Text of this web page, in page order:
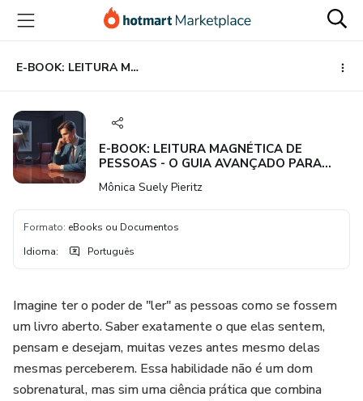
para
conteúdo
principal
para
pagamento
para
rodapé
E-BOOK: LEITURA MAGNÉTICA DE PESSOAS - O GUIA AVANÇADO PARA DECIFRAR SINAIS INCONSCIENTES
E-BOOK: LEITURA MAGNÉTICA DE
PESSOAS - O GUIA AVANÇADO PARA
DECIFRAR SINAIS INCONSCIENTES
Mônica Suely Pieritz
Formato: eBooks ou Documentos
Idioma: Português
Imagine ter o poder de "ler" as pessoas como se fossem
um livro aberto. Saber exatamente o que elas sentem,
pensam e desejam, muitas vezes antes mesmo delas
mesmas perceberem. Essa habilidade não é um dom
sobrenatural, mas sim uma ciência prática que combina